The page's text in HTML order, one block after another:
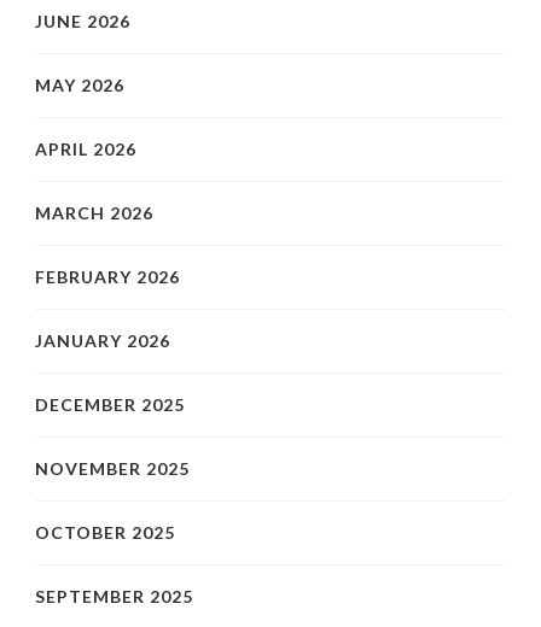
JUNE 2026
MAY 2026
APRIL 2026
MARCH 2026
FEBRUARY 2026
JANUARY 2026
DECEMBER 2025
NOVEMBER 2025
OCTOBER 2025
SEPTEMBER 2025